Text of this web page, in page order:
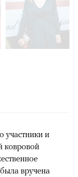
участники и
ковровой
вручена